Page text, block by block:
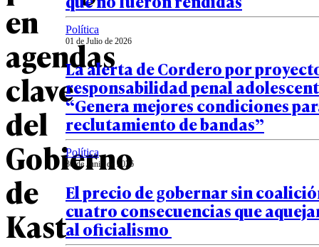
en
agendas
clave
del
Gobierno
de
Kast
Política
01 de Julio de 2026
La alerta de Cordero por
responsabilidad penal
“Genera mejores condiciones
reclutamiento de bandas”
Política
30 de Junio de 2026
El precio de gobernar sin
cuatro consecuencias que
al oficialismo